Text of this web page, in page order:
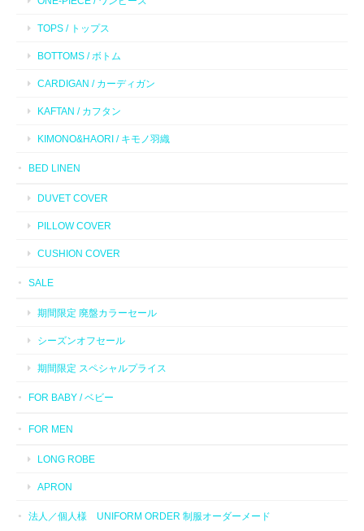
TOPS / トップス
BOTTOMS / ボトム
CARDIGAN / カーディガン
KAFTAN / カフタン
KIMONO&HAORI / キモノ羽織
BED LINEN
DUVET COVER
PILLOW COVER
CUSHION COVER
SALE
期間限定 廃盤カラーセール
シーズンオフセール
期間限定 スペシャルプライス
FOR BABY / ベビー
FOR MEN
LONG ROBE
APRON
法人／個人様 UNIFORM ORDER 制服オーダーメード